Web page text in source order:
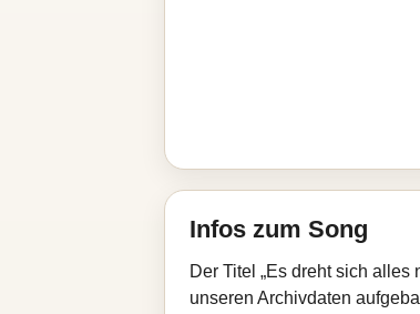
Infos zum Song
Der Titel „Es dreht sich
unseren Archivdaten